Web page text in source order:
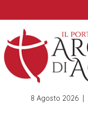
to
content
8 Agosto 2026